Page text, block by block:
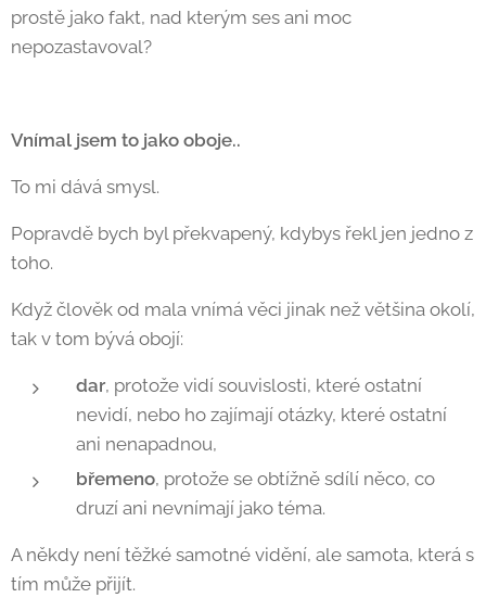
prostě jako fakt, nad kterým ses ani moc
nepozastavoval? 🙂
Vnímal jsem to jako oboje..
To mi dává smysl.
Popravdě bych byl překvapený, kdybys řekl jen jedno z
toho.
Když člověk od mala vnímá věci jinak než většina okolí,
tak v tom bývá obojí:
dar, protože vidí souvislosti, které ostatní
nevidí, nebo ho zajímají otázky, které ostatní
ani nenapadnou,
břemeno, protože se obtížně sdílí něco, co
druzí ani nevnímají jako téma.
A někdy není těžké samotné vidění, ale samota, která s
tím může přijít.